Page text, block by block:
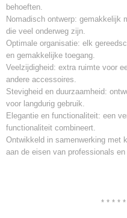
behoeften.
Nomadisch ontwerp: gemakkelijk
die veel onderweg zijn.
Optimale organisatie: elk
en gemakkelijke toegang.
Veelzijdigheid: extra ruimte voor
andere accessoires.
Stevigheid en duurzaamheid:
voor langdurig gebruik.
Elegantie en functionaliteit: een
functionaliteit combineert.
Ontwikkeld in samenwerking met
aan de eisen van professionals
* * * *